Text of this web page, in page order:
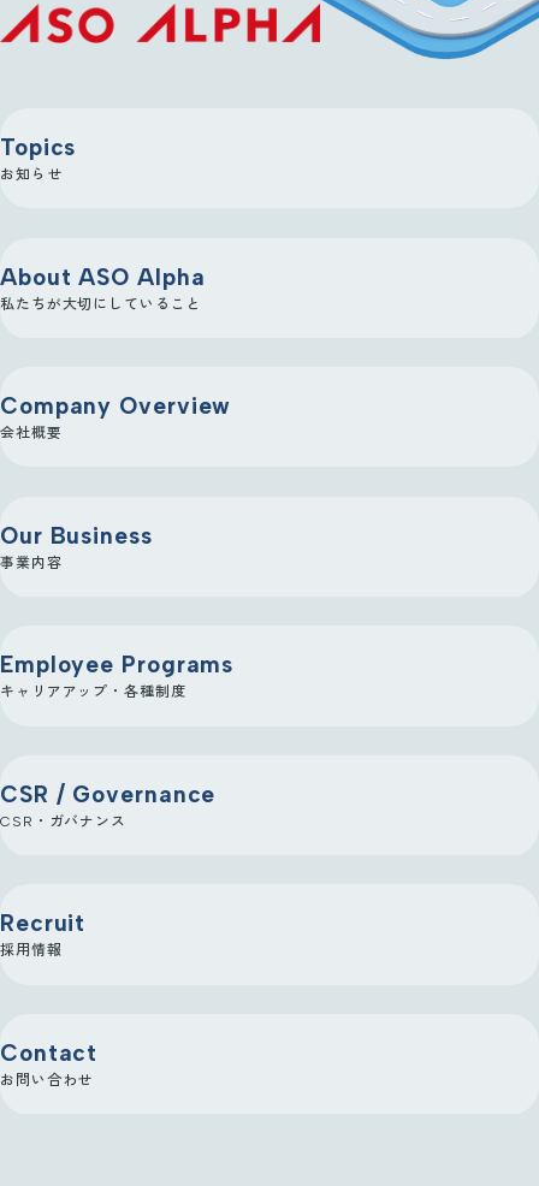
Topics
お知らせ
About ASO Alpha
私たちが大切にしていること
Company Overview
会社概要
Our Business
事業内容
Employee Programs
キャリアアップ・各種制度
CSR / Governance
CSR・ガバナンス
Recruit
採用情報
Contact
お問い合わせ